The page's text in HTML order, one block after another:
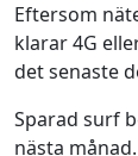
Eftersom
klarar 4G
det senaste
Sparad surf
nästa